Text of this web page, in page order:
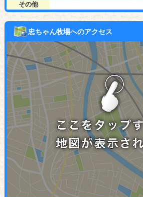
その他
忠ちゃん牧場へのアクセス